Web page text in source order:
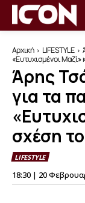
Αρχική LIFESTYLE
«Ευτυχισμένοι Μαζί»
Άρης
για τα
σχέση
LIFESTYLE
18:30 | 20